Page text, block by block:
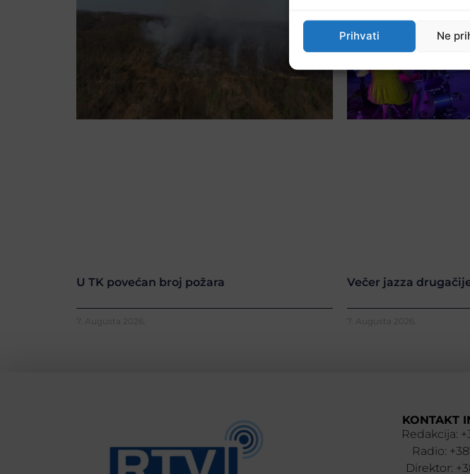
Prihvati Ne
U TK povećan broj požara
7. Augusta 2026.
Večer jazza
7. Augusta 2026.
KONTAKT
Redakcija:
Radio:
Direktor: